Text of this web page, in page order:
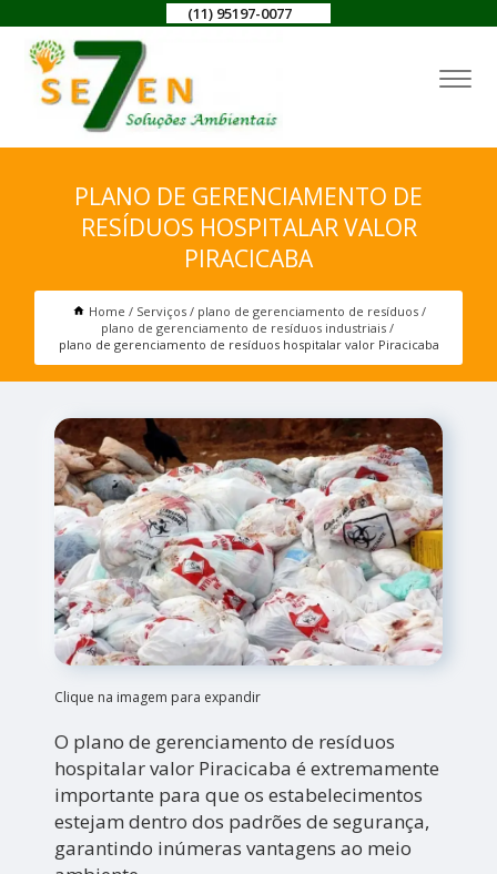
(11) 95197-0077
PLANO DE GERENCIAMENTO DE
RESÍDUOS HOSPITALAR VALOR
PIRACICABA
Home Serviços
plano de gerenciamento de resíduos
plano de gerenciamento de resíduos industriais
plano de gerenciamento de resíduos hospitalar valor Piracicaba
Clique na imagem para expandir
O plano de gerenciamento de resíduos
hospitalar valor Piracicaba é extremamente
importante para que os estabelecimentos
estejam dentro dos padrões de segurança,
garantindo inúmeras vantagens ao meio